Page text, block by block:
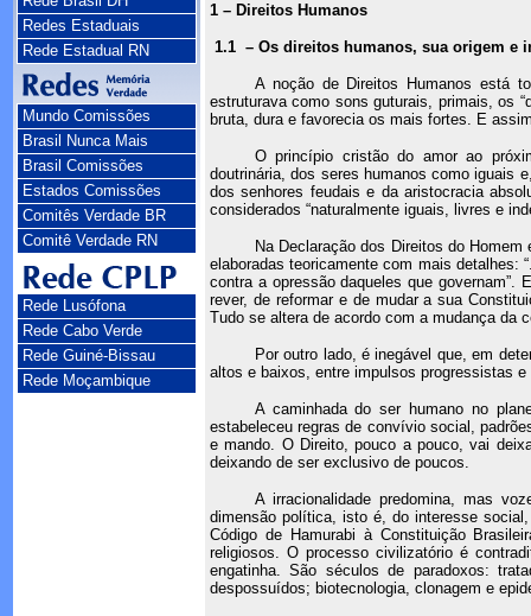
Redes Estaduais
Rede Estadual RN
Mundo Comissões
Brasil Nunca Mais
Brasil Comissões
Estados Comissões
Comitês Verdade BR
Comitê Verdade RN
Rede Lusófona
Rede Cabo Verde
Rede Guiné-Bissau
Rede Moçambique
1 – Direitos Humanos
1.1 – Os direitos humanos, sua origem e
A noção de Direitos Humanos está
estruturava como sons guturais, primais, os
bruta, dura e favorecia os mais fortes. E
O princípio cristão do amor ao
doutrinária, dos seres humanos como iguais
dos senhores feudais e da aristocracia
considerados “naturalmente iguais, livres e
Na Declaração dos Direitos do
elaboradas teoricamente com mais detalhes:
contra a opressão daqueles que governam”.
rever, de reformar e de mudar a sua
Tudo se altera de acordo com a mudança da
Por outro lado, é inegável que, em
altos e baixos, entre impulsos progressistas
A caminhada do ser humano no
estabeleceu regras de convívio social,
e mando. O Direito, pouco a pouco, vai
deixando de ser exclusivo de poucos.
A irracionalidade predomina, mas
dimensão política, isto é, do interesse
Código de Hamurabi à Constituição
religiosos. O processo civilizatório é
engatinha. São séculos de paradoxos:
despossuídos; biotecnologia, clonagem e